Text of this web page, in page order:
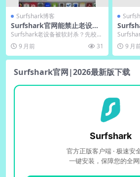
Surfshark博客
Surfshark官网能禁止老设备
继续登录同一账号吗
Surfshark老设备被软封杀？先校准
系统时间、卸调试证书、改DNS 8.
8....9 月前 31
行｜
术爱好
体验...
9 月
Surfshark官网|2026最新版下载
Surfshark
官方正版客户端 · 极速安
一键安装，保障您的全